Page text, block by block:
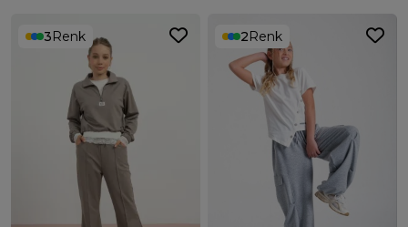
3Renk 2Renk